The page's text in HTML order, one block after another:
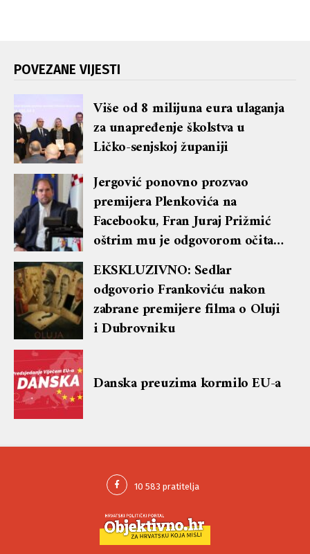
POVEZANE VIJESTI
Više od 8 milijuna eura ulaganja
za unapređenje školstva u
Ličko-senjskoj županiji
Jergović ponovno prozvao
premijera Plenkovića na
Facebooku, Fran Juraj Prižmić
oštrim mu je odgovorom očitao
lekciju te dobio blok i brisanje
komentara
EKSKLUZIVNO: Sedlar
odgovorio Frankoviću nakon
zabrane premijere filma o Oluji
i Dubrovniku
Danska preuzima kormilo EU-a